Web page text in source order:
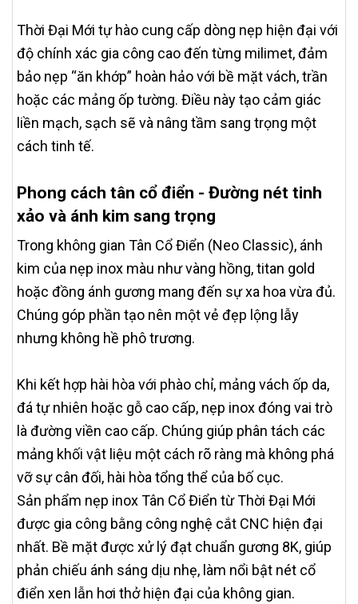
Thời Đại Mới tự hào cung cấp dòng nẹp hiện đại với
độ chính xác gia công cao đến từng milimet, đảm
bảo nẹp “ăn khớp” hoàn hảo với bề mặt vách, trần
hoặc các mảng ốp tường. Điều này tạo cảm giác
liền mạch, sạch sẽ và nâng tầm sang trọng một
cách tinh tế.
Phong cách tân cổ điển - Đường nét tinh
xảo và ánh kim sang trọng
Trong không gian Tân Cổ Điển (Neo Classic), ánh
kim của nẹp inox màu như vàng hồng, titan gold
hoặc đồng ánh gương mang đến sự xa hoa vừa đủ.
Chúng góp phần tạo nên một vẻ đẹp lộng lẫy
nhưng không hề phô trương.
Khi kết hợp hài hòa với phào chỉ, mảng vách ốp da,
đá tự nhiên hoặc gỗ cao cấp, nẹp inox đóng vai trò
là đường viền cao cấp. Chúng giúp phân tách các
mảng khối vật liệu một cách rõ ràng mà không phá
vỡ sự cân đối, hài hòa tổng thể của bố cục.
Sản phẩm nẹp inox Tân Cổ Điển từ Thời Đại Mới
được gia công bằng công nghệ cắt CNC hiện đại
nhất. Bề mặt được xử lý đạt chuẩn gương 8K, giúp
phản chiếu ánh sáng dịu nhẹ, làm nổi bật nét cổ
điển xen lẫn hơi thở hiện đại của không gian.